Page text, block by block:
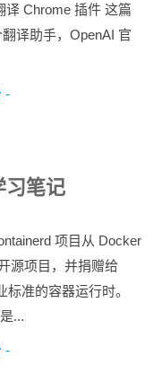
译 Chrome 插件 这篇
译助手，OpenAI 官
-
笔记
项目从 Docker
源项目，并捐赠给
准的容器运行时。
...
-